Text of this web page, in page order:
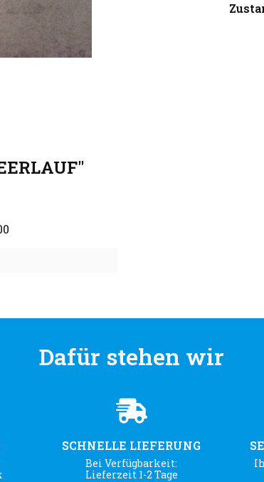
Dafür stehen wir
SCHNELLE LIEFERUNG
Bei Verfügbarkeit:
Lieferzeit 1-2 Tage